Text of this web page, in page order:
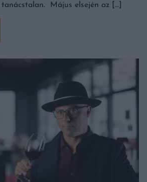
Május elsején az […]